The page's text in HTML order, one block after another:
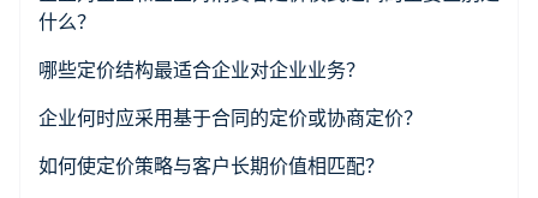
什么？
定价结构如何
买家如何做决策
交易量、频率和关系背景
哪些定价结构最适合企业对企业业务？
按用户（或基于席位）定价
基于使用量（计量）定价
企业何时应采用基于合同的定价或协商定价？
您正在与大客户合作
如何使定价策略与客户长期价值相匹配？